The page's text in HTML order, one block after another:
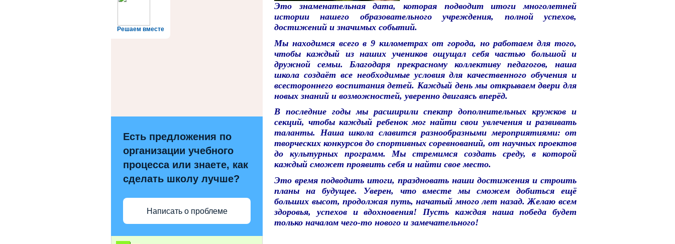
Решаем вместе
Есть предложения по
организации учебного
процесса или знаете, как
сделать школу лучше?
Написать о проблеме
Это знаменательная дата, которая подводит итоги многолетней
истории нашего образовательного учреждения, полной успехов,
достижений и значимых событий.
Мы находимся всего в 9 километрах от города, но работаем для того,
чтобы каждый из наших учеников ощущал себя частью большой и
дружной семьи. Благодаря прекрасному коллективу педагогов, наша
школа создаёт все необходимые условия для качественного обучения и
всестороннего воспитания детей. Каждый день мы открываем двери для
новых знаний и возможностей, уверенно двигаясь вперёд.
В последние годы мы расширили спектр дополнительных кружков и
секций, чтобы каждый ребенок мог найти свои увлечения и развивать
таланты. Наша школа славится разнообразными мероприятиями: от
творческих конкурсов до спортивных соревнований, от научных проектов
до культурных программ. Мы стремимся создать среду, в которой
каждый сможет проявить себя и найти свое место.
Это время подводить итоги, праздновать наши достижения и строить
планы на будущее. Уверен, что вместе мы сможем добиться ещё
больших высот, продолжая путь, начатый много лет назад. Желаю всем
здоровья, успехов и вдохновения! Пусть каждая наша победа будет
только началом чего-то нового и замечательного!